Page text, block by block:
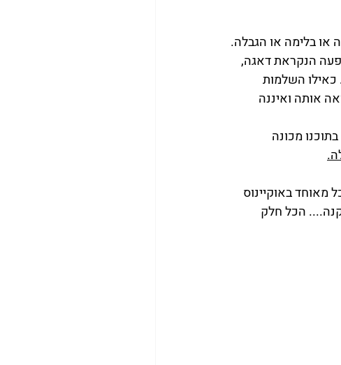
או בלימה או הגבלה.
הנקראת דאגה,
כאילו השלמות
אותה ואיננה
מכונה
מאוחד באוקיינוס
הכל חלק